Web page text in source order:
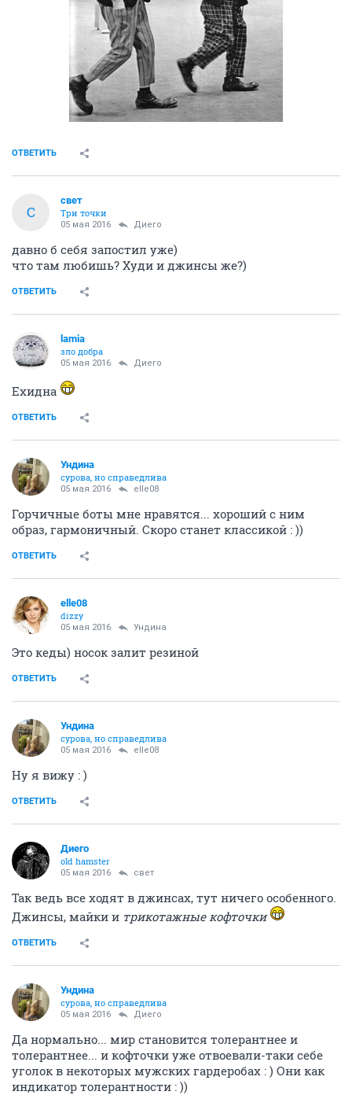
ОТВЕТИТЬ
С
свет
Три точки
05 мая 2016 Диего
давно б себя запостил уже)
что там любишь? Худи и джинсы же?)
ОТВЕТИТЬ
lamia
зло добра
05 мая 2016 Диего
Ехидна
ОТВЕТИТЬ
Ундинa
сурова, но справедлива
05 мая 2016 elle08
Горчичные боты мне нравятся... хороший с ним
образ, гармоничный. Скоро станет классикой : ))
ОТВЕТИТЬ
elle08
dizzy
05 мая 2016 Ундинa
Это кеды) носок залит резиной
ОТВЕТИТЬ
Ундинa
сурова, но справедлива
05 мая 2016 elle08
Ну я вижу : )
ОТВЕТИТЬ
Диего
old hamster
05 мая 2016 свет
Так ведь все ходят в джинсах, тут ничего особенного.
Джинсы, майки и трикотажные кофточки
ОТВЕТИТЬ
Ундинa
сурова, но справедлива
05 мая 2016 Диего
Да нормально... мир становится толерантнее и
толерантнее... и кофточки уже отвоевали-таки себе
уголок в некоторых мужских гардеробах : ) Они как
индикатор толерантности : ))